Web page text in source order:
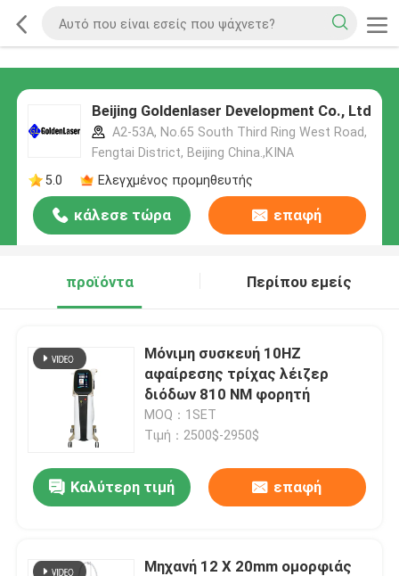
Beijing Goldenlaser Development Co., Ltd
A2-53A, No.65 South Third Ring West Road,
Fengtai District, Beijing China.,ΚΙΝΑ
5.0
Ελεγχμένος προμηθευτής
κάλεσε τώρα επαφή
προϊόντα Περίπου εμείς
Μόνιμη συσκευή 10HZ
αφαίρεσης τρίχας λέιζερ
διόδων 810 NM φορητή
MOQ：1SET
Τιμή：2500$-2950$
Καλύτερη τιμή επαφή
Μηχανή 12 X 20mm ομορφιάς